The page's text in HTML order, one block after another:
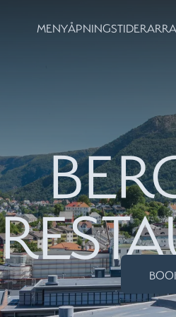
MENYÅPNINGSTIDER